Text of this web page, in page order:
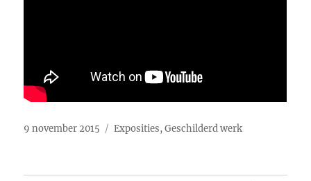
Geplaatst
9 november 2015 Categorieën
Exposities,Geschilderd werk